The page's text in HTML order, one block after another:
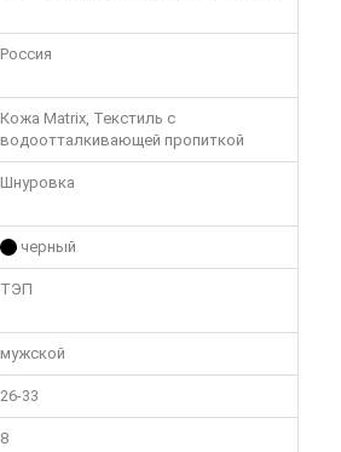
Россия
Кожа Matrix, Текстиль с
водоотталкивающей пропиткой
Шнуровка
черный
ТЭП
мужской
26-33
8